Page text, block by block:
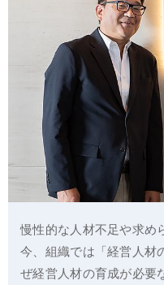
慢性的な人材不足や求め
今、組織では「経営人材
ぜ経営人材の育成が必要